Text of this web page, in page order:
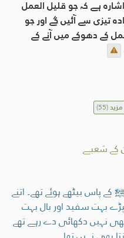
ہے کہ جو قلیل العمل
تیزی سے آئيں گے اور جو
کے دھوکے میں آنے کے
مزید(55)
کے شعبے
پاس بیٹھے ہوئے تھے۔ اتنے
بہت سفید اور بال بہت
نہیں دکھائی دے رہے تھے